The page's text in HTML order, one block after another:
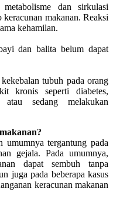
metabolisme dan sirkulasi
makanan. Reaksi
kehamilan.
dan balita belum dapat
tubuh pada orang
kronis seperti diabetes,
sedang melakukan
umumnya tergantung pada
gejala. Pada umumnya,
dapat sembuh tanpa
juga pada beberapa kasus
keracunan makanan